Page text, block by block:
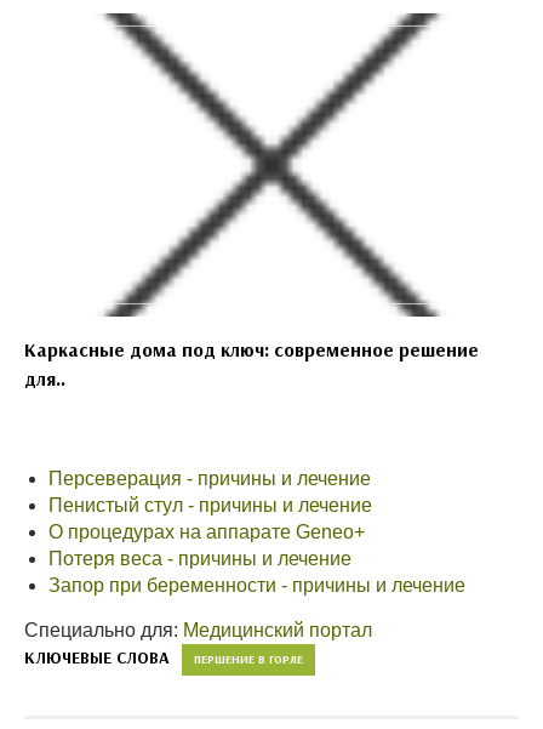
Каркасные дома под ключ: современное решение
для..
Персеверация - причины и лечение
Пенистый стул - причины и лечение
О процедурах на аппарате Geneo+
Потеря веса - причины и лечение
Запор при беременности - причины и лечение
Специально для: Медицинский портал
КЛЮЧЕВЫЕ СЛОВА ПЕРШЕНИЕ В ГОРЛЕ